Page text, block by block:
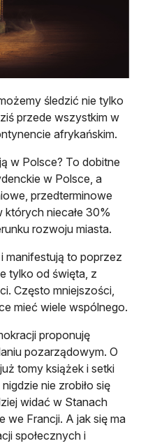
śledzić nie tylko
przede wszystkim w
afrykańskim.
w Polsce? To dobitne
w Polsce, a
przedterminowe
niecałe 30%
rozwoju miasta.
manifestują to poprzez
tylko od święta, z
Często mniejszości,
mieć wiele wspólnego.
proponuję
pozarządowym. O
tomy książek i setki
nie zrobiło się
widać w Stanach
we Francji. A jak się ma
społecznych i